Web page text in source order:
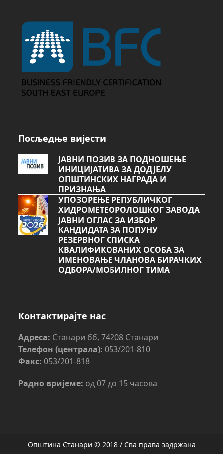
Посљедње вијести
ЈАВНИ ПОЗИВ ЗА ПОДНОШЕЊЕ
ИНИЦИЈАТИВА ЗА ДОДЈЕЛУ
ОПШТИНСКИХ НАГРАДА И
ПРИЗНАЊА
УПОЗОРЕЊЕ РЕПУБЛИЧКОГ
ХИДРОМЕТЕОРОЛОШКОГ ЗАВОДА
ЈАВНИ ОГЛАС ЗА ИЗБОР
КАНДИДАТА ЗА ПОПУНУ
РЕЗЕРВНОГ СПИСКА
КВАЛИФИКОВАНИХ ОСОБА ЗА
ИМЕНОВАЊЕ ЧЛАНОВА БИРАЧКИХ
ОДБОРА/МОБИЛНОГ ТИМА
Контактирајте нас
Адреса: Станари бб, 74208 Станари
Телефон (централа): 053/201-810
Факс: 053/201-818
Радно вријеме: од 07 до 15 часова
Општина Станари © 2018 / Сва права задржана